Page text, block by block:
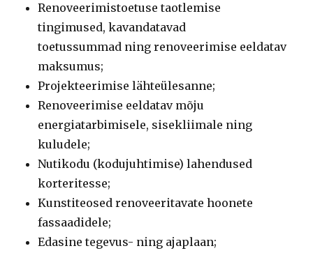
Renoveerimistoetuse taotlemise
tingimused, kavandatavad
toetussummad ning renoveerimise eeldatav
maksumus;
Projekteerimise lähteülesanne;
Renoveerimise eeldatav mõju
energiatarbimisele, sisekliimale ning
kuludele;
Nutikodu (kodujuhtimise) lahendused
korteritesse;
Kunstiteosed renoveeritavate hoonete
fassaadidele;
Edasine tegevus- ning ajaplaan;